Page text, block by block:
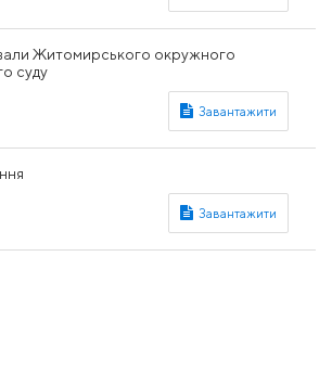
Житомирського окружного
суду